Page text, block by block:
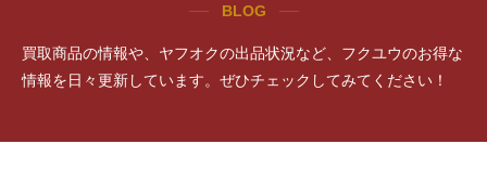
BLOG
買取商品の情報や、ヤフオクの出品状況など、フクユウのお得な
情報を日々更新しています。ぜひチェックしてみてください！